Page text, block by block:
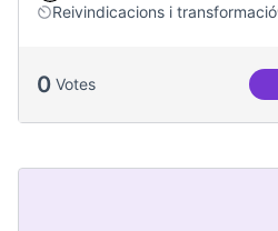
Reivindicacions i transformació
0 Votes